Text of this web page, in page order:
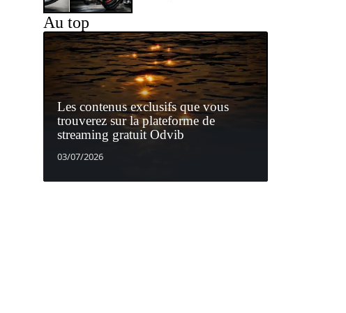
Au top
Les contenus exclusifs que vous
trouverez sur la plateforme de
streaming gratuit Odvib
03/07/2026